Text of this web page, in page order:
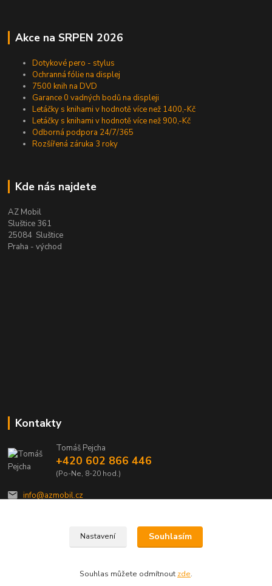
Akce na SRPEN 2026
Dotykové pero - stylus
Ochranná fólie na displej
7500 knih na DVD
Garance 0 vadných bodů na displeji
Letáčky s knihami v hodnotě více než 1400,-Kč
Letáčky s knihami v hodnotě více než 900,-Kč
Odborná podpora 24/7/365
Rozšířená záruka 3 roky
Kde nás najdete
AZ Mobil
Sluštice 361
25084 Sluštice
Praha - východ
Kontakty
Tomáš Pejcha
+420 602 866 446
(Po-Ne, 8-20 hod.)
info@azmobil.cz
Nastavení Souhlasím
Souhlas můžete odmítnout zde.